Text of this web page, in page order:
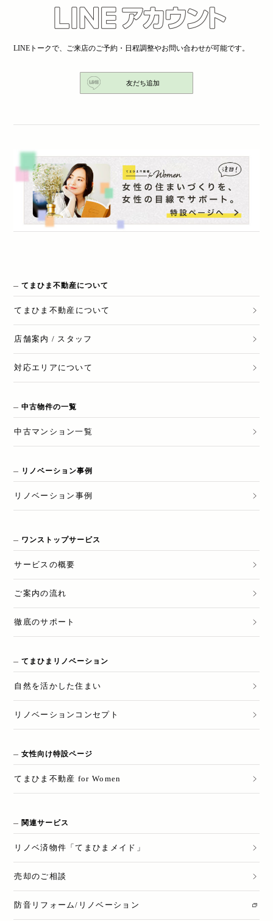
LINEトークで、ご来店のご予約・日程調整やお問い合わせが可能です。
友だち追加
てまひま不動産について
てまひま不動産 について
店舗案内 / スタッフ
対応エリアについて
中古物件の一覧
中古マンション一覧
リノベーション事例
リノベーション 事例
ワンストップサービス
サービスの概要
ご案内の流れ
徹底のサポート
てまひまリノベーション
自然を活かした住まい
リノベーションコンセプト
女性向け特設ページ
てまひま不動産 for Women
関連サービス
リノベ済物件「てまひまメイド」
売却のご相談
防音リフォーム/リノベーション